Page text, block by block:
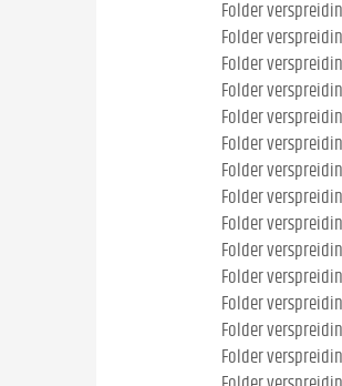
Folder
Folder
Folder
Folder
Folder
Folder
Folder
Folder
Folder
Folder
Folder
Folder
Folder
Folder